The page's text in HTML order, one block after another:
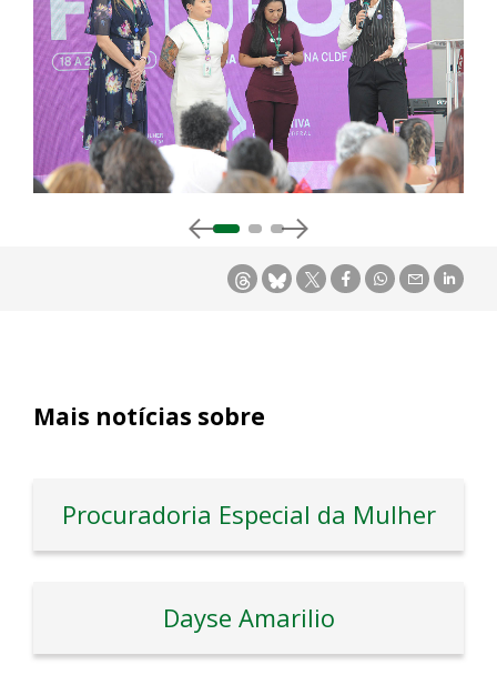
Mais notícias sobre
Procuradoria Especial da Mulher
Dayse Amarilio